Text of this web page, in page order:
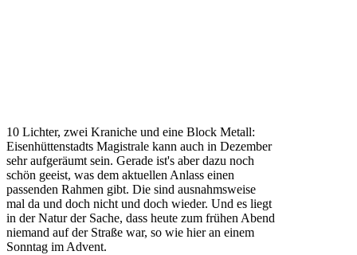
10 Lichter, zwei Kraniche und eine Block Metall:
Eisenhüttenstadts Magistrale kann auch in Dezember
sehr aufgeräumt sein. Gerade ist's aber dazu noch
schön geeist, was dem aktuellen Anlass einen
passenden Rahmen gibt. Die sind ausnahmsweise
mal da und doch nicht und doch wieder. Und es liegt
in der Natur der Sache, dass heute zum frühen Abend
niemand auf der Straße war, so wie hier an einem
Sonntag im Advent.